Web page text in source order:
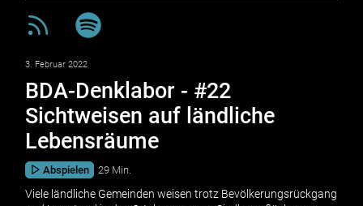
3. Februar 2022
BDA-Denklabor - #22
Sichtweisen auf ländliche
Lebensräume
Abspielen 29 Min.
Viele ländliche Gemeinden weisen trotz Bevölkerungsrückgang